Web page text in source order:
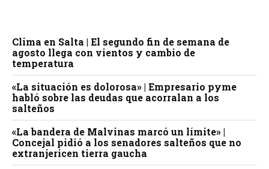
Clima en Salta | El segundo fin de semana de
agosto llega con vientos y cambio de
temperatura
«La situación es dolorosa» | Empresario pyme
habló sobre las deudas que acorralan a los
salteños
«La bandera de Malvinas marcó un límite» |
Concejal pidió a los senadores salteños que no
extranjericen tierra gaucha